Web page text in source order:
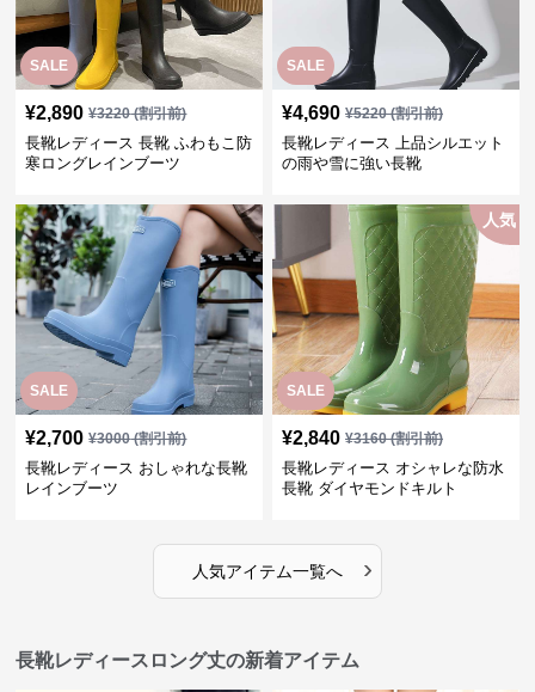
SALE
¥2,890 ¥3220(割引前)
長靴レディース 長靴 ふわもこ防
寒ロングレインブーツ
SALE
¥4,690 ¥5220(割引前)
長靴レディース 上品シルエット
の雨や雪に強い長靴
SALE
¥2,700 ¥3000(割引前)
長靴レディース おしゃれな長靴
レインブーツ
SALE
人気
¥2,840 ¥3160(割引前)
長靴レディース オシャレな防水
長靴 ダイヤモンドキルト
人気アイテム一覧へ ›
長靴レディースロング丈の新着アイテム